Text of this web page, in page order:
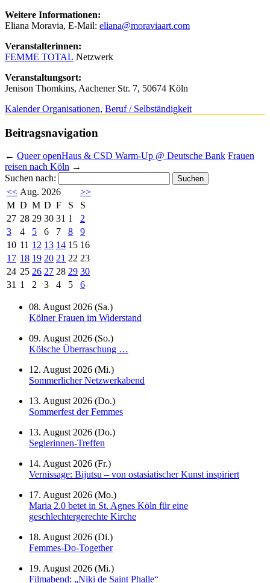
Weitere Informationen:
Eliana Moravia, E-Mail: eliana@moraviaart.com
Veranstalterinnen:
FEMME TOTAL Netzwerk
Veranstaltungsort:
Jenison Thomkins, Aachener Str. 7, 50674 Köln
Kalender Organisationen, Beruf / Selbständigkeit
Beitragsnavigation
← Queer openHaus & CSD Warm‑Up @ Deutsche Bank Frauen
reisen nach Köln →
Suchen nach:
<< Aug. 2026
>>
M D M D F S
S
27 28 29 30 31 1
2
3
4 5 6 7 8
9
10 11 12 13 14 15 16
17 18 19 20 21 22 23
24 25 26 27 28 29 30
31 1 2 3 4 5 6
08. August 2026 (Sa.)
Kölner Frauen im Widerstand
09. August 2026 (So.)
Kölsche Überraschung …
12. August 2026 (Mi.)
Sommerlicher Netzwerkabend
13. August 2026 (Do.)
Sommerfest der Femmes
13. August 2026 (Do.)
Seglerinnen-Treffen
14. August 2026 (Fr.)
Vernissage: Bijutsu – von ostasiatischer Kunst inspiriert
17. August 2026 (Mo.)
Maria 2.0 betet in St. Agnes Köln für eine
geschlechtergerechte Kirche
18. August 2026 (Di.)
Femmes-Do-Together
19. August 2026 (Mi.)
Filmabend: „Niki de Saint Phalle“